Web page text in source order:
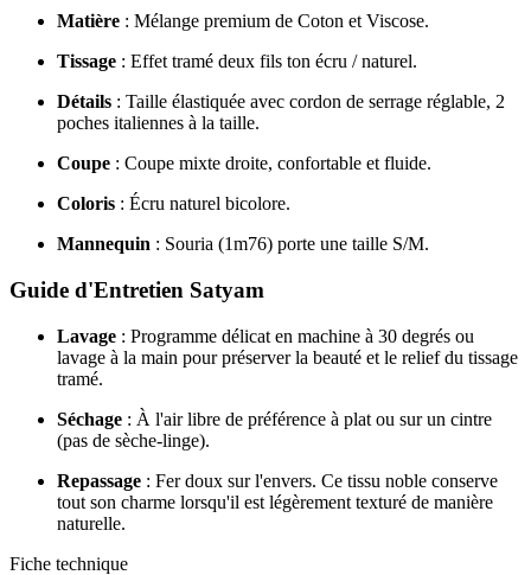
Matière : Mélange premium de Coton et Viscose.
Tissage : Effet tramé deux fils ton écru / naturel.
Détails : Taille élastiquée avec cordon de serrage réglable, 2
poches italiennes à la taille.
Coupe : Coupe mixte droite, confortable et fluide.
Coloris : Écru naturel bicolore.
Mannequin : Souria (1m76) porte une taille S/M.
Guide d'Entretien Satyam
Lavage : Programme délicat en machine à 30 degrés ou
lavage à la main pour préserver la beauté et le relief du tissage
tramé.
Séchage : À l'air libre de préférence à plat ou sur un cintre
(pas de sèche-linge).
Repassage : Fer doux sur l'envers. Ce tissu noble conserve
tout son charme lorsqu'il est légèrement texturé de manière
naturelle.
Fiche technique